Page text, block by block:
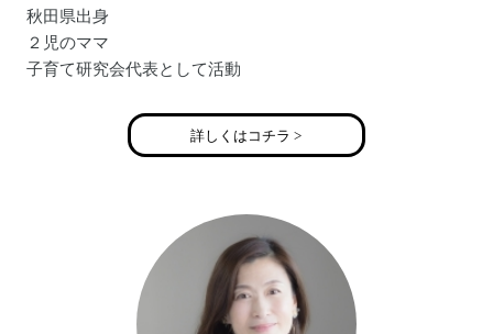
秋田県出身
２児のママ
子育て研究会代表として活動
詳しくはコチラ >